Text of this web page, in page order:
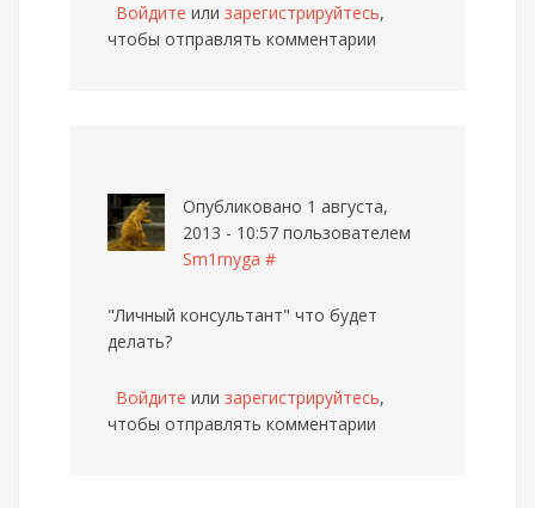
Войдите или зарегистрируйтесь,
чтобы отправлять комментарии
Опубликовано 1 августа,
2013 - 10:57 пользователем
Sm1rnyga #
"Личный консультант" что будет
делать?
Войдите или зарегистрируйтесь,
чтобы отправлять комментарии